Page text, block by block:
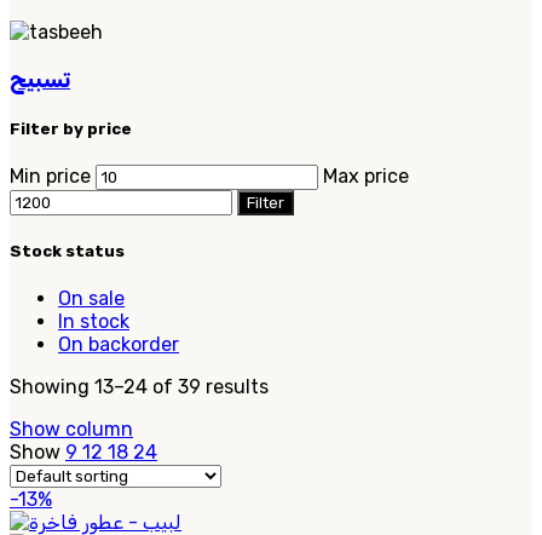
تسبيح
Filter by price
Min price Max price
Filter
Stock status
On sale
In stock
On backorder
Showing 13–24 of 39 results
Show column
Show 9 12 18 24
-13%